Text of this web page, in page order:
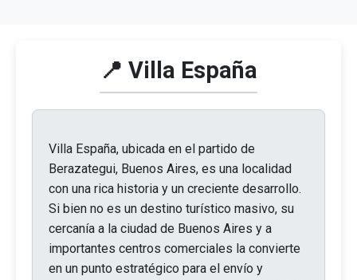
📍 Villa España
Villa España, ubicada en el partido de
Berazategui, Buenos Aires, es una localidad
con una rica historia y un creciente desarrollo.
Si bien no es un destino turístico masivo, su
cercanía a la ciudad de Buenos Aires y a
importantes centros comerciales la convierte
en un punto estratégico para el envío y